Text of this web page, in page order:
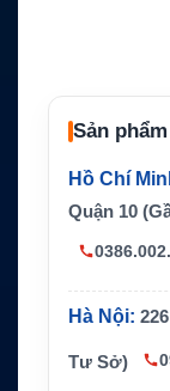
Kích thước
Thiết bị tương
thích
Sản
Hồ Chí
Quận 10
Hà Nội:
Tư Sở)